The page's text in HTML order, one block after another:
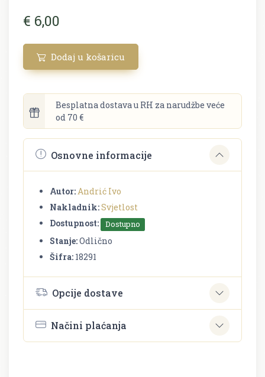
€ 6,00
Dodaj u košaricu
Besplatna dostava u RH za narudžbe veće
od 70 €
Osnovne informacije
Autor:Andrić Ivo
Nakladnik:Svjetlost
Dostupnost:
Dostupno
Stanje:Odlično
Šifra: 18291
Opcije dostave
Načini plaćanja